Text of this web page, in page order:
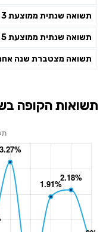
תשואה שנתית ממוצעת 3 שנים
תשואה שנתית ממוצעת 5 שנים
תשואה מצטברת שנה
תשואות הקופה